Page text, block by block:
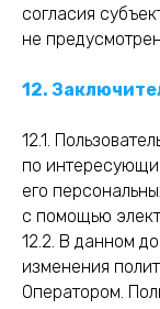
согласия
не
12.
12.1.
по
его
с помощью
12.2. В данном
изменения
Оператором.